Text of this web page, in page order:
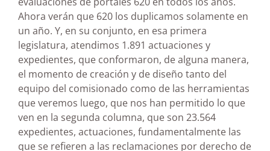
Ahora verán que 620 los duplicamos solamente en
un año. Y, en su conjunto, en esa primera
legislatura, atendimos 1.891 actuaciones y
expedientes, que conformaron, de alguna manera,
el momento de creación y de diseño tanto del
equipo del comisionado como de las herramientas
que veremos luego, que nos han permitido lo que
ven en la segunda columna, que son 23.564
expedientes, actuaciones, fundamentalmente las
que se refieren a las reclamaciones por derecho de